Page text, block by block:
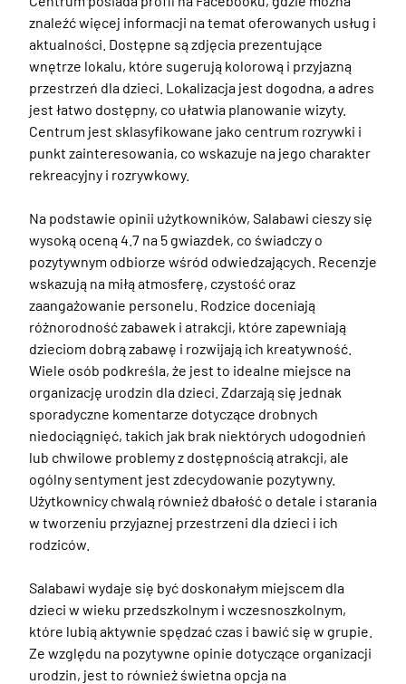
znaleźć więcej informacji na temat oferowanych usług i
aktualności. Dostępne są zdjęcia prezentujące
wnętrze lokalu, które sugerują kolorową i przyjazną
przestrzeń dla dzieci. Lokalizacja jest dogodna, a adres
jest łatwo dostępny, co ułatwia planowanie wizyty.
Centrum jest sklasyfikowane jako centrum rozrywki i
punkt zainteresowania, co wskazuje na jego charakter
rekreacyjny i rozrywkowy.
Na podstawie opinii użytkowników, Salabawi cieszy się
wysoką oceną 4.7 na 5 gwiazdek, co świadczy o
pozytywnym odbiorze wśród odwiedzających. Recenzje
wskazują na miłą atmosferę, czystość oraz
zaangażowanie personelu. Rodzice doceniają
różnorodność zabawek i atrakcji, które zapewniają
dzieciom dobrą zabawę i rozwijają ich kreatywność.
Wiele osób podkreśla, że jest to idealne miejsce na
organizację urodzin dla dzieci. Zdarzają się jednak
sporadyczne komentarze dotyczące drobnych
niedociągnięć, takich jak brak niektórych udogodnień
lub chwilowe problemy z dostępnością atrakcji, ale
ogólny sentyment jest zdecydowanie pozytywny.
Użytkownicy chwalą również dbałość o detale i starania
w tworzeniu przyjaznej przestrzeni dla dzieci i ich
rodziców.
Salabawi wydaje się być doskonałym miejscem dla
dzieci w wieku przedszkolnym i wczesnoszkolnym,
które lubią aktywnie spędzać czas i bawić się w grupie.
Ze względu na pozytywne opinie dotyczące organizacji
urodzin, jest to również świetna opcja na